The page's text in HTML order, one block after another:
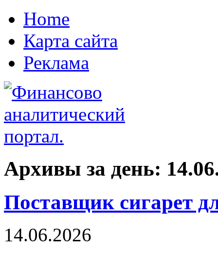
Home
Карта сайта
Реклама
Архивы за день:
Поставщик сигарет
14.06.2026